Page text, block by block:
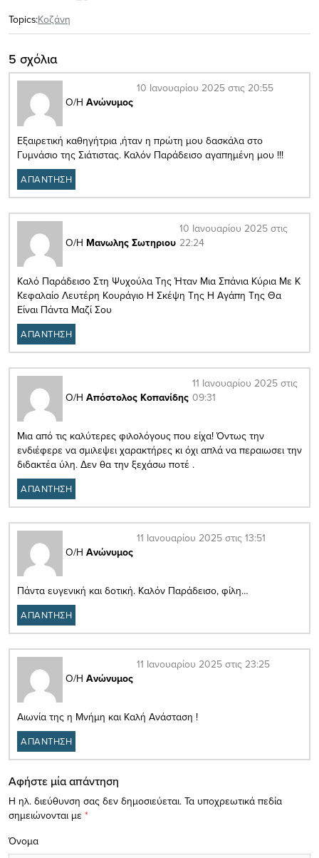
Topics:Κοζάνη
5 σχόλια
Ο/Η Ανώνυμος
10 Ιανουαρίου 2025 στις 20:55
Εξαιρετική καθηγήτρια ,ήταν η πρώτη μου δασκάλα στο
Γυμνάσιο της Σιάτιστας. Καλόν Παράδεισο αγαπημένη μου !!!
ΑΠΑΝΤΗΣΗ
Ο/Η Μανωλης Σωτηριου
10 Ιανουαρίου 2025 στις
22:24
Καλό Παράδεισο Στη Ψυχούλα Της Ήταν Μια Σπάνια Κύρια Με Κ
Κεφαλαίο Λευτέρη Κουράγιο Η Σκέψη Της Η Αγάπη Της Θα
Είναι Πάντα Μαζί Σου
ΑΠΑΝΤΗΣΗ
Ο/Η Απόστολος Κοπανίδης
11 Ιανουαρίου 2025 στις
09:31
Μια από τις καλύτερες φιλολόγους που είχα! Όντως την
ενδιέφερε να σμιλεψει χαρακτήρες κι όχι απλά να περαιωσει την
διδακτέα ύλη. Δεν θα την ξεχάσω ποτέ .
ΑΠΑΝΤΗΣΗ
Ο/Η Ανώνυμος
11 Ιανουαρίου 2025 στις 13:51
Πάντα ευγενική και δοτική. Καλόν Παράδεισο, φίλη…
ΑΠΑΝΤΗΣΗ
Ο/Η Ανώνυμος
11 Ιανουαρίου 2025 στις 23:25
Αιωνία της η Μνήμη και Καλή Ανάσταση !
ΑΠΑΝΤΗΣΗ
Αφήστε μία απάντηση
Η ηλ. διεύθυνση σας δεν δημοσιεύεται. Τα υποχρεωτικά πεδία
σημειώνονται με *
Όνομα